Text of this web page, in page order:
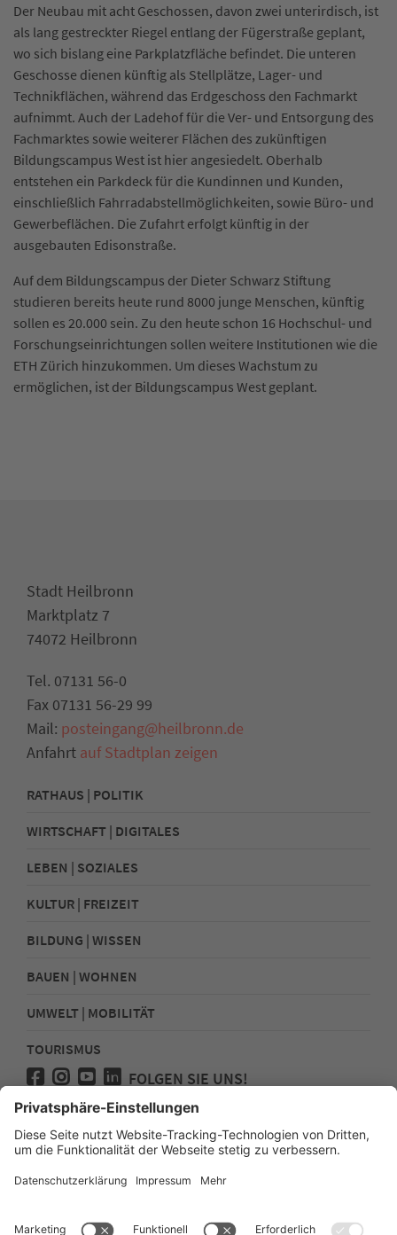
Der Neubau mit acht Geschossen, davon zwei unterirdisch, ist
als lang gestreckter Riegel entlang der Fügerstraße geplant,
wo sich bislang eine Parkplatzfläche befindet. Die unteren
Geschosse dienen künftig als Stellplätze, Lager- und
Technikflächen, während das Erdgeschoss den Fachmarkt
aufnimmt. Auch der Ladehof für die Ver- und Entsorgung des
Fachmarktes sowie weiterer Flächen des zukünftigen
Bildungscampus West ist hier angesiedelt. Oberhalb
entstehen ein Parkdeck für die Kundinnen und Kunden,
einschließlich Fahrradabstellmöglichkeiten, sowie Büro- und
Gewerbeflächen. Die Zufahrt erfolgt künftig in der
ausgebauten Edisonstraße.
Auf dem Bildungscampus der Dieter Schwarz Stiftung
studieren bereits heute rund 8000 junge Menschen, künftig
sollen es 20.000 sein. Zu den heute schon 16 Hochschul- und
Forschungseinrichtungen sollen weitere Institutionen wie die
ETH Zürich hinzukommen. Um dieses Wachstum zu
ermöglichen, ist der Bildungscampus West geplant.
Stadt Heilbronn
Marktplatz 7
74072 Heilbronn
Tel. 07131 56-0
Fax 07131 56-29 99
Mail: posteingang@heilbronn.de
Anfahrt auf Stadtplan zeigen
RATHAUS | POLITIK
WIRTSCHAFT | DIGITALES
LEBEN | SOZIALES
KULTUR | FREIZEIT
BILDUNG | WISSEN
BAUEN | WOHNEN
UMWELT | MOBILITÄT
TOURISMUS
FOLGEN SIE UNS!
Presse
Kontakt
Impressum
Sitemap